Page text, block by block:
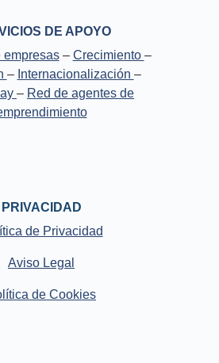
DE APOYO
empresas– Crecimiento –
– Internacionalización –
– Red de agentes de
PRIVACIDAD
de Privacidad
Aviso Legal
de Cookies